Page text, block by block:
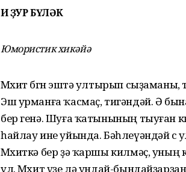
ИҢ ҘУР БҮЛӘК
Юмористик хикәйә
Мөхит бөгөн эштә ултырып
Эш урманға ҡасмаҫ, тигәндәй. Ә
бер генә. Шуға ҡатынының тыуған
һайлау ине уйында. Бәһлеүәндәй өс
Мөхиткә бер ҙә ҡаршы килмәҫ, уның
ул. Мөхит үҙе лә ундай-